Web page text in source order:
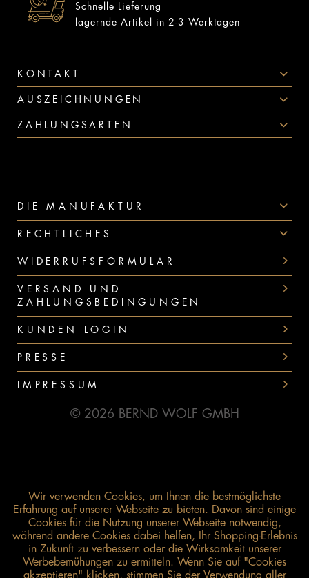
Schnelle Lieferung
lagernde Artikel in 2-3 Werktagen
KONTAKT
AUSZEICHNUNGEN
ZAHLUNGSARTEN
DIE MANUFAKTUR
RECHTLICHES
WIDERRUFSFORMULAR
VERSAND UND
ZAHLUNGSBEDINGUNGEN
KUNDEN LOGIN
PRESSE
IMPRESSUM
© 2026 BERND WOLF GMBH
Wir verwenden Cookies, um Ihnen die bestmöglichste
Erfahrung auf unserer Webseite zu bieten. Davon sind einige
Cookies für die Nutzung unserer Webseite notwendig,
während andere Cookies dabei helfen, Ihr Shopping-Erlebnis
in Zukunft zu verbessern oder die Wirksamkeit unserer
Werbebemühungen zu ermitteln. Wenn Sie auf "Cookies
akzeptieren" klicken, stimmen Sie der Verwendung aller